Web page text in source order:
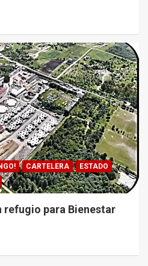
CARTELERA
ESTADO
refugio para Bienestar